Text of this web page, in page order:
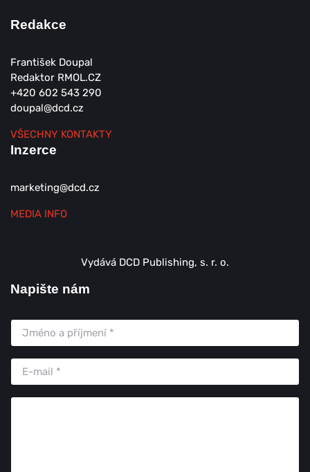
Redakce
František Doupal
Redaktor RMOL.CZ
+420 602 543 290
doupal@dcd.cz
VŠECHNY KONTAKTY
Inzerce
marketing@dcd.cz
MEDIA INFO
Vydává DCD Publishing, s. r. o.
Napište nám